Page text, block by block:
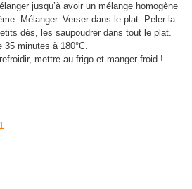
jusqu’à avoir un mélange homogène
Mélanger. Verser dans le plat. Peler la
dés, les saupoudrer dans tout le plat.
35 minutes à 180°C.
mettre au frigo et manger froid !